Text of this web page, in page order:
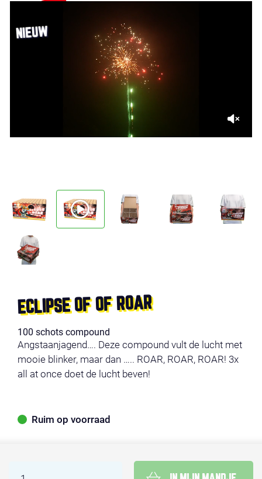
NIEUW
ECLIPSE OF OF ROAR
100 schots compound
Angstaanjagend…. Deze compound vult de lucht met
mooie blinker, maar dan ….. ROAR, ROAR, ROAR! 3x
all at once doet de lucht beven!
Ruim op voorraad